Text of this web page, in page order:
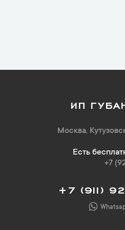
ИП
Москва,
Есть
+7
+7 (911)